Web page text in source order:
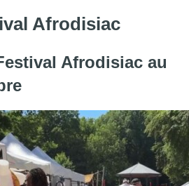
Afrodisiac
Afrodisiac au